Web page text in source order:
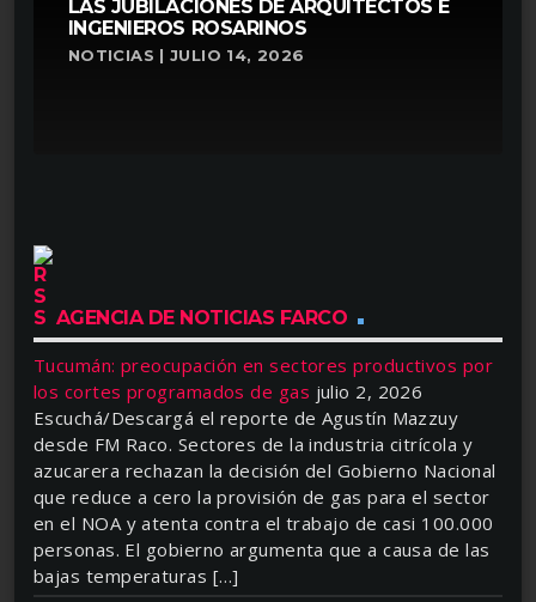
LAS JUBILACIONES DE ARQUITECTOS E
INGENIEROS ROSARINOS
NOTICIAS | JULIO 14, 2026
AGENCIA DE NOTICIAS FARCO
Tucumán: preocupación en sectores productivos por
los cortes programados de gas julio 2, 2026
Escuchá/Descargá el reporte de Agustín Mazzuy
desde FM Raco. Sectores de la industria citrícola y
azucarera rechazan la decisión del Gobierno Nacional
que reduce a cero la provisión de gas para el sector
en el NOA y atenta contra el trabajo de casi 100.000
personas. El gobierno argumenta que a causa de las
bajas temperaturas […]